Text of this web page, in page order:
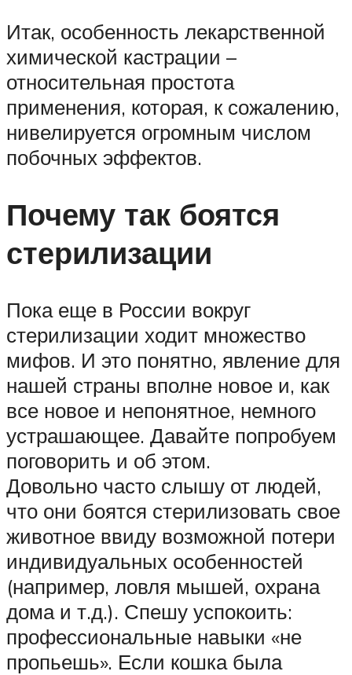
Итак, особенность лекарственной
химической кастрации –
относительная простота
применения, которая, к сожалению,
нивелируется огромным числом
побочных эффектов.
Почему так боятся
стерилизации
Пока еще в России вокруг
стерилизации ходит множество
мифов. И это понятно, явление для
нашей страны вполне новое и, как
все новое и непонятное, немного
устрашающее. Давайте попробуем
поговорить и об этом.
Довольно часто слышу от людей,
что они боятся стерилизовать свое
животное ввиду возможной потери
индивидуальных особенностей
(например, ловля мышей, охрана
дома и т.д.). Спешу успокоить:
профессиональные навыки «не
пропьешь». Если кошка была